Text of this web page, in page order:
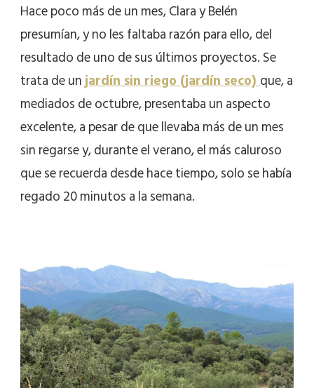
Hace poco más de un mes, Clara y Belén
presumían, y no les faltaba razón para ello, del
resultado de uno de sus últimos proyectos. Se
trata de unjardín sin riego (jardín seco)que, a
mediados de octubre, presentaba un aspecto
excelente, a pesar de que llevaba más de un mes
sin regarse y, durante el verano, el más caluroso
que se recuerda desde hace tiempo, solo se había
regado 20 minutos a la semana.